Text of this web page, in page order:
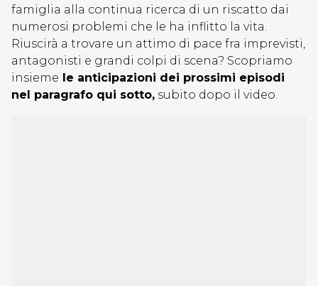
famiglia alla continua ricerca di un riscatto dai
numerosi problemi che le ha inflitto la vita.
Riuscirà a trovare un attimo di pace fra imprevisti,
antagonisti e grandi colpi di scena? Scopriamo
insieme le anticipazioni dei prossimi episodi
nel paragrafo qui sotto, subito dopo il video.